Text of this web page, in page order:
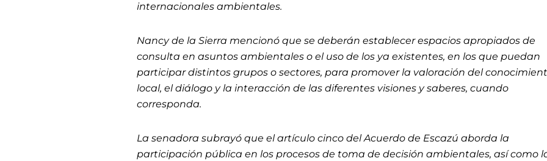
internacionales ambientales.
Nancy de la Sierra mencionó que se deberán establecer espacios apropiados de
consulta en asuntos ambientales o el uso de los ya existentes, en los que puedan
participar distintos grupos o sectores, para promover la valoración del
local, el diálogo y la interacción de las diferentes visiones y saberes, cuando
corresponda.
La senadora subrayó que el artículo cinco del Acuerdo de Escazú aborda la
participación pública en los procesos de toma de decisión ambientales, así como